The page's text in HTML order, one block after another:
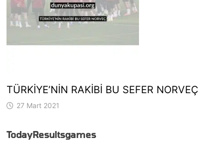
TÜRKİYE’NİN RAKİBİ BU SEFER NORVEÇ
27 Mart 2021
TodayResultsgames